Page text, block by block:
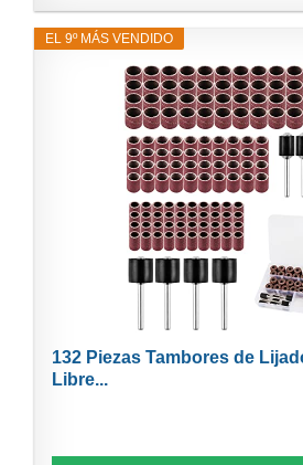
EL 9º MÁS VENDIDO
132 Piezas Tambores de
Libre...